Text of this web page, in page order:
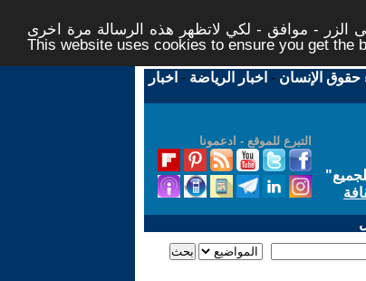
الزر - موافق - لكي لاتظهر هذه الرسالة مرة اخرى -
This website uses cookies to ensure you get the
حقوق الإنسان - اخبار الرياضة - اخبار
التبرع للموقع - ادعمونا
"